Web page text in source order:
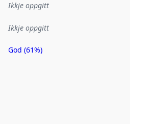
Ikkje oppgitt
Ikkje oppgitt
Metadatakvalitet
God (61%)